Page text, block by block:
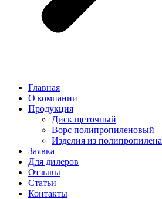
Главная
О компании
Продукция
Диск щеточный
Ворс полипропиленовый
Изделия из полипропилена
Заявка
Для дилеров
Отзывы
Статьи
Контакты